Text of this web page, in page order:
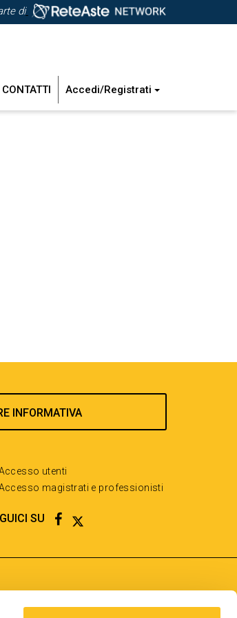
di
CONTATTI Accedi/Registrati
INFORMATIVA
utenti
magistrati e professionisti
SU FACEBOOK
TWITTER